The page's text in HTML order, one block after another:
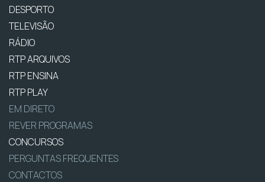
DESPORTO
TELEVISÃO
RÁDIO
RTP ARQUIVOS
RTP ENSINA
RTP PLAY
EM DIRETO
REVER PROGRAMAS
CONCURSOS
PERGUNTAS FREQUENTES
CONTACTOS